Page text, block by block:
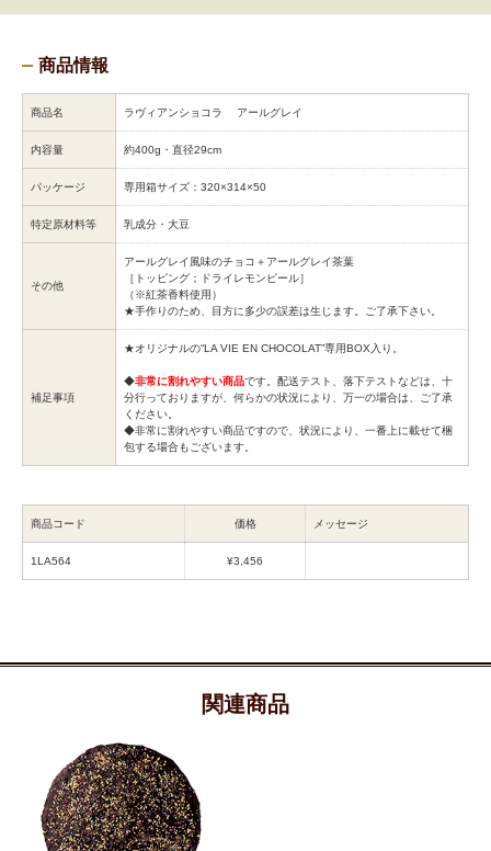
商品情報
商品名 ラヴィアンショコラ アールグレイ
内容量 約400g・直径29cm
パッケージ 専用箱サイズ：320×314×50
特定原材料等 乳成分・大豆
その他
アールグレイ風味のチョコ＋アールグレイ茶葉
［トッピング；ドライレモンピール］
（※紅茶香料使用）
★手作りのため、目方に多少の誤差は生じます。ご了承下さい。
補足事項
★オリジナルの“LA VIE EN CHOCOLAT”専用BOX入り。
◆非常に割れやすい商品です。配送テスト、落下テストなどは、十
分行っておりますが、何らかの状況により、万一の場合は、ご了承
ください。
◆非常に割れやすい商品ですので、状況により、一番上に載せて梱
包する場合もございます。
商品コード 価格 メッセージ
1LA564 ¥3,456
関連商品